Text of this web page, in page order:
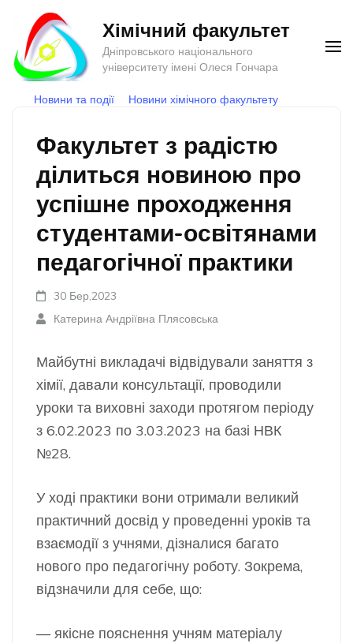
Перейти
вмісту
(натисніть
Enter)
Хімічний факультет
Дніпровського національного
університету імені Олеся Гончара
Новини та події Новини хімічного факультету
Факультет з радістю
ділиться новиною про
успішне проходження
студентами-освітянами
педагогічної практики
30 Бер,2023
Катерина Андріївна Плясовська
Майбутні викладачі відвідували заняття з
хімії, давали консультації, проводили
уроки та виховні заходи протягом періоду
з 6.02.2023 по 3.03.2023 на базі НВК
№28.
У ході практики вони отримали великий
практичний досвід у проведенні уроків та
взаємодії з учнями, дізналися багато
нового про педагогічну роботу. Зокрема,
відзначили для себе, що:
— якісне пояснення учням матеріалу